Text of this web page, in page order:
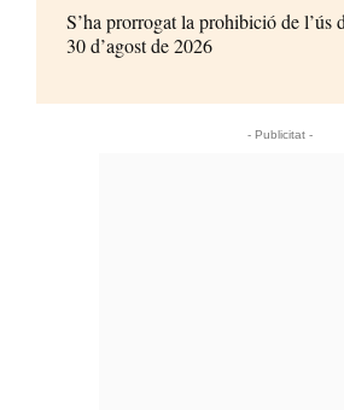
S’ha prorrogat la prohibició de l’ús
30 d’agost de 2026
- Publicitat -